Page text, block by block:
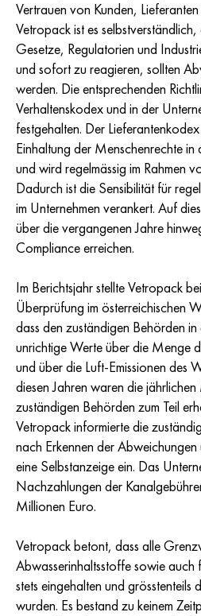
Vertrauen von Kunden,
Vetropack ist es
Gesetze, Regulatorien und
und sofort zu reagieren, sollten
werden. Die entsprechenden
Verhaltenskodex und in der
festgehalten. Der
Einhaltung der Menschenrechte
und wird regelmässig im Rahmen
Dadurch ist die Sensibilität für
im Unternehmen verankert. Auf
über die vergangenen Jahre
Compliance erreichen.
Im Berichtsjahr stellte Vetropack
Überprüfung im österreichischen
dass den zuständigen Behörden
unrichtige Werte über die Menge
und über die Luft-Emissionen des
diesen Jahren waren die
zuständigen Behörden zum Teil
Vetropack informierte die
nach Erkennen der
eine Selbstanzeige ein. Das
Nachzahlungen der
Millionen Euro.
Vetropack betont, dass alle
Abwasserinhaltsstoffe sowie auch
stets eingehalten und grösstenteils
wurden. Es bestand zu keinem